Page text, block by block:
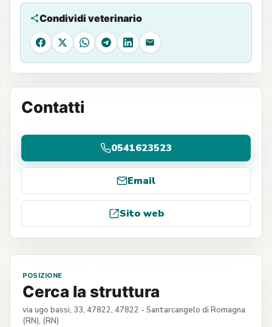
Condividi veterinario
Facebook
X WhatsAppTelegram
LinkedIn
Email
Contatti
0541623523
Email
Sito web
POSIZIONE
Cerca la struttura
via ugo bassi, 33, 47822, 47822 - Santarcangelo di Romagna
(RN), (RN)